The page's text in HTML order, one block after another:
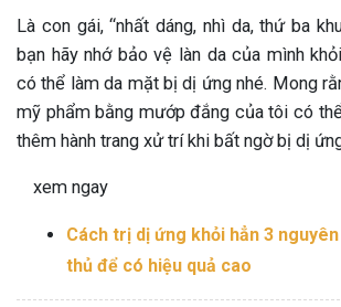
Là con gái, “nhất dáng, nhì da, thứ ba
bạn hãy nhớ bảo vệ làn da của mình
có thể làm da mặt bị dị ứng nhé. Mong
mỹ phẩm bằng mướp đắng của tôi có
thêm hành trang xử trí khi bất ngờ bị dị
xem ngay
Cách trị dị ứng khỏi hẳn 3
thủ để có hiệu quả cao